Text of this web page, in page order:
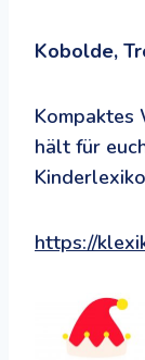
Kobolde,
Kompaktes
hält für
https://